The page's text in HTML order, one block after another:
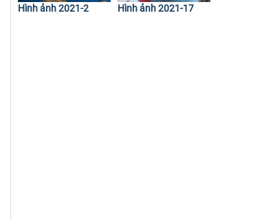
Hình ảnh 2021-2 Hình ảnh 2021-17